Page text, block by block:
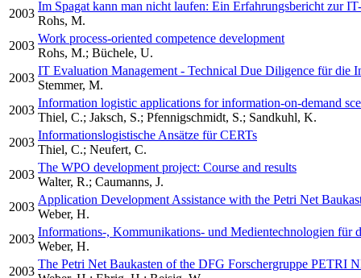
2003
Im Spagat kann man nicht laufen: Ein Erfahrungsbericht zur
Rohs, M.
2003
Work process-oriented competence development
Rohs, M.; Büchele, U.
2003
IT Evaluation Management - Technical Due Diligence für die
Stemmer, M.
2003
Information logistic applications for information-on-demand
Thiel, C.; Jaksch, S.; Pfennigschmidt, S.; Sandkuhl, K.
2003
Informationslogistische Ansätze für CERTs
Thiel, C.; Neufert, C.
2003
The WPO development project: Course and results
Walter, R.; Caumanns, J.
2003
Application Development Assistance with the Petri Net
Weber, H.
2003
Informations-, Kommunikations- und Medientechnologien für
Weber, H.
2003
The Petri Net Baukasten of the DFG Forschergruppe